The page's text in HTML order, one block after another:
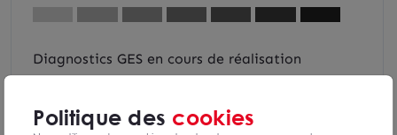
Diagnostics GES en cours de réalisation
Politique des cookies